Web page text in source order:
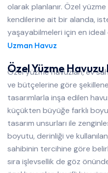
olarak planlanır. Özel yüzme
kendilerine ait bir alanda,
yaşayabilmeleri için en
Uzman Havuz
Özel Yüzme Havuzu
Özel yüzme havuzları, ev
ve bütçelerine göre
tasarımlarla inşa edilen
küçükten büyüğe farklı
tasarım unsurları ile
boyutu, derinliği ve
sahibinin tercihine göre
sıra işlevsellik de göz